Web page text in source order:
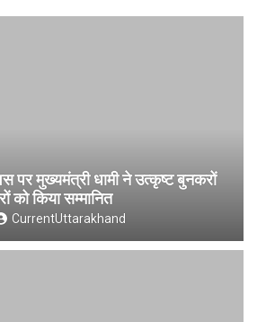
पर मुख्यमंत्री धामी ने उत्कृष्ट बुनकरों
को किया सम्मानित
CurrentUttarakhand